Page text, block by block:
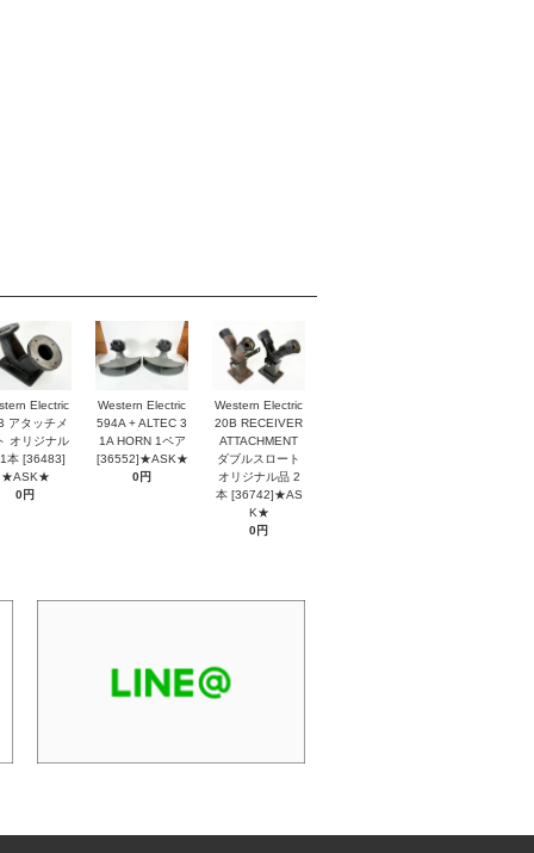
Electric
アタッチメ
オリジナル
本 [36483]
★ASK★
0円
Western Electric
594A + ALTEC 3
1A HORN 1ペア
[36552]★ASK★
0円
Western Electric
20B RECEIVER
ATTACHMENT
ダブルスロート
オリジナル品 2
本 [36742]★AS
K★
0円